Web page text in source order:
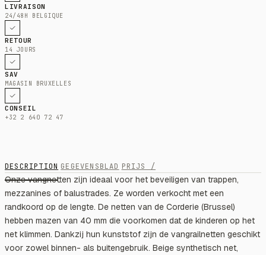
LIVRAISON
24/48H BELGIQUE
RETOUR
14 JOURS
SAV
MAGASIN BRUXELLES
CONSEIL
+32 2 640 72 47
DESCRIPTION GEGEVENSBLAD PRIJS /
Onze vangnetten zijn ideaal voor het beveiligen van trappen,
mezzanines of balustrades. Ze worden verkocht met een
randkoord op de lengte. De netten van de Corderie (Brussel)
hebben mazen van 40 mm die voorkomen dat de kinderen op het
net klimmen. Dankzij hun kunststof zijn de vangrailnetten geschikt
voor zowel binnen- als buitengebruik. Beige synthetisch net,